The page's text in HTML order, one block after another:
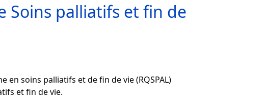
Soins palliatifs et fin de
soins palliatifs et de fin de vie (RQSPAL)
et fin de vie.